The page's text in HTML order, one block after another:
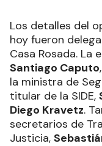
Los detalles del
hoy fueron
Casa Rosada. La
Santiago Caputo
la ministra de
titular de la SIDE,
Diego Kravetz.
secretarios de
Justicia,